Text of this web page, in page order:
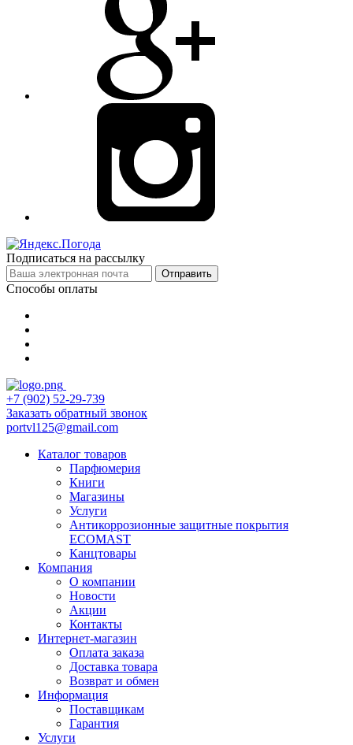
Подписаться на рассылку
Отправить
Способы оплаты
+7 (902) 52-29-739
Заказать обратный звонок
portvl125@gmail.com
Каталог товаров
Парфюмерия
Книги
Магазины
Услуги
Антикоррозионные защитные покрытия
ECOMAST
Канцтовары
Компания
О компании
Новости
Акции
Контакты
Интернет-магазин
Оплата заказа
Доставка товара
Возврат и обмен
Информация
Поставщикам
Гарантия
Услуги